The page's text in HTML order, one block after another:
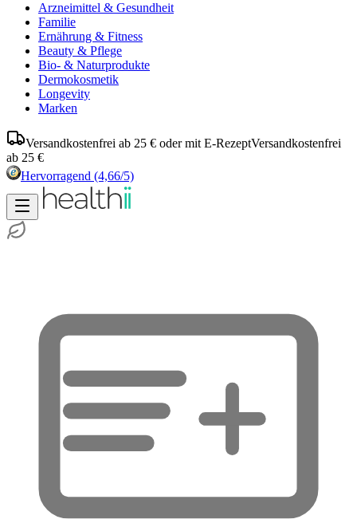
Arzneimittel & Gesundheit
Familie
Ernährung & Fitness
Beauty & Pflege
Bio- & Naturprodukte
Dermokosmetik
Longevity
Marken
Versandkostenfrei ab 25 € oder mit E-RezeptVersandkostenfrei
ab 25 €
Hervorragend (4,66/5)